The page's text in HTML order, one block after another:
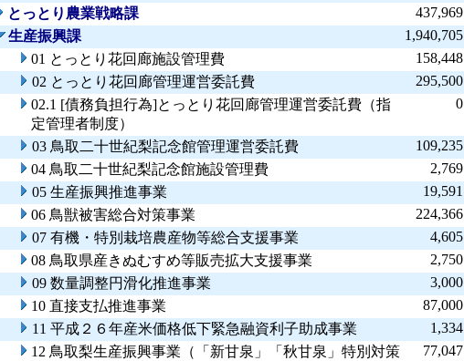
とっとり農業戦略課
437,969
生産振興課
1,940,705
01 とっとり花回廊施設管理費
158,448
02 とっとり花回廊管理運営委託費
295,500
02.1 [債務負担行為]とっとり花回廊管理運営委託費（指
定管理者制度）
0
03 鳥取二十世紀梨記念館管理運営委託費 109,235
04 鳥取二十世紀梨記念館施設管理費
2,769
05 生産振興推進事業
19,591
06 鳥獣被害総合対策事業
224,366
07 有機・特別栽培農産物等総合支援事業
4,605
08 鳥取県産きぬむすめ等販売拡大支援事業
2,750
09 数量調整円滑化推進事業
3,000
10 直接支払推進事業
87,000
11 平成２６年産米価格低下緊急融資利子助成事業
1,334
12 鳥取梨生産振興事業（「新甘泉」「秋甘泉」特別対策
77,047